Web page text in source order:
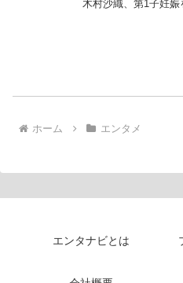
木村沙織、第1子妊娠
ホーム エンタメ
エンタナビとは